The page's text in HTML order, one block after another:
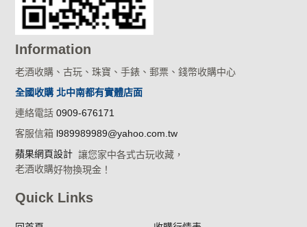
Information
老酒收購、古玩、珠寶、手錶、郵票、錢幣收購中心
全國收購 北中南都有實體店面
連絡電話0909-676171
客服信箱 l989989989@yahoo.com.tw
蘋果網頁設計 讓您家中各式古玩收藏，
老酒收購好物換現金！
Quick Links